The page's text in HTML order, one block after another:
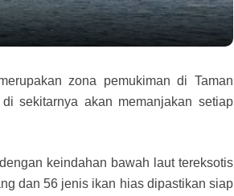
zona pemukiman di Taman
sekitarnya akan memanjakan setiap
keindahan bawah laut tereksotis
dan 56 jenis ikan hias dipastikan siap